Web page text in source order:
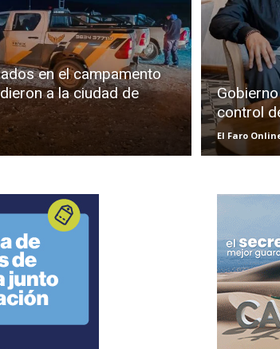
en el campamento
a la ciudad de
control
El Faro